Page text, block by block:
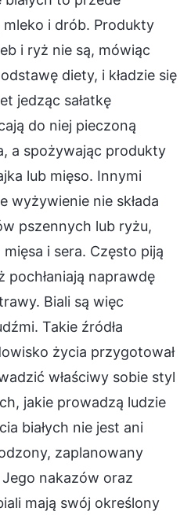
i drób. Produkty
i ryż nie są, mówiąc
diety, i kładzie się
jedząc sałatkę
do niej pieczoną
a spożywając produkty
lub mięso. Innymi
wyżywienie nie składa
pszennych lub ryżu,
i sera. Często piją
pochłaniają naprawdę
Biali są więc
Takie źródła
życia przygotował
właściwy sobie styl
jakie prowadzą ludzie
białych nie jest ani
zaplanowany
nakazów oraz
mają swój określony